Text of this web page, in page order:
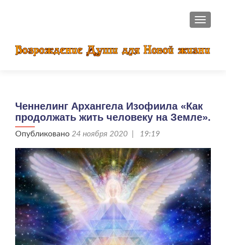
Ченнелинг Архангела Изофиила «Как
продолжать жить человеку на Земле».
Опубликовано 24 ноября 2020 | 19:19